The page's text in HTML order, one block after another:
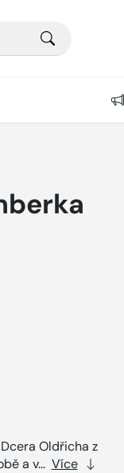
Oldřicha z
a v... Více